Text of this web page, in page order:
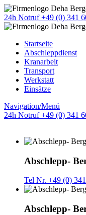
24h Notruf +49 (0) 341
Startseite
Abschleppdienst
Kranarbeit
Transport
Werkstatt
Einsätze
Navigation/Menü
24h Notruf +49 (0) 341
Abschlepp-
Tel Nr. +49 (0)
Abschlepp-